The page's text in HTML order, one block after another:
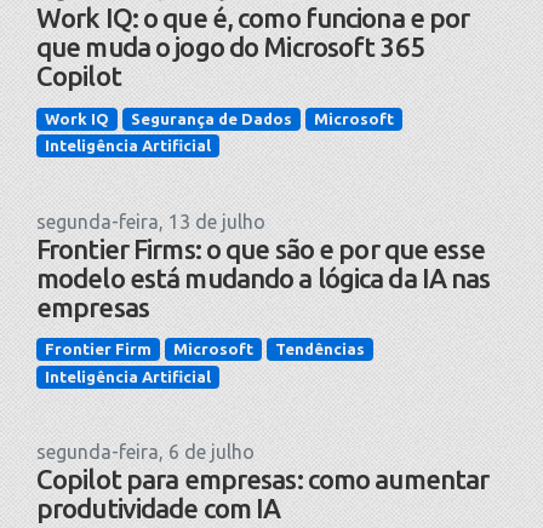
Work IQ: o que é, como funciona e por
que muda o jogo do Microsoft 365
Copilot
Work IQ Segurança de Dados
Microsoft
Inteligência Artificial
segunda-feira, 13 de julho
Frontier Firms: o que são e por que esse
modelo está mudando a lógica da IA nas
empresas
Frontier Firm Microsoft
Tendências
Inteligência Artificial
segunda-feira, 6 de julho
Copilot para empresas: como aumentar
produtividade com IA